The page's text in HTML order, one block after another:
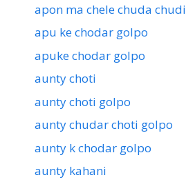
apon ma chele chuda chudi
apu ke chodar golpo
apuke chodar golpo
aunty choti
aunty choti golpo
aunty chudar choti golpo
aunty k chodar golpo
aunty kahani